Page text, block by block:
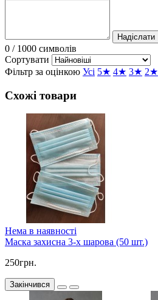
Надіслати
0 / 1000 символів
Сортувати
Фільтр за оцінкою Усі 5★ 4★ 3★ 2★
Схожі товари
Нема в наявності
Маска захисна 3-х шарова (50 шт.)
250грн.
Закінчився